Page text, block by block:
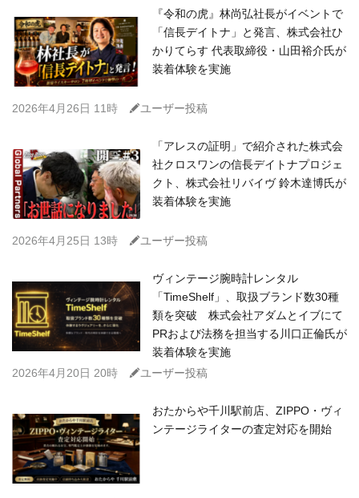
『令和の虎』林尚弘社長がイベントで
「信長デイトナ」と発言、株式会社ひ
かりてらす 代表取締役・山田裕介氏が
装着体験を実施
2026年4月26日 11時 Cユーザー投稿
「アレスの証明」で紹介された株式会
社クロスワンの信長デイトナプロジェ
クト、株式会社リバイヴ 鈴木達博氏が
装着体験を実施
2026年4月25日 13時 Cユーザー投稿
ヴィンテージ腕時計レンタル
「TimeShelf」、取扱ブランド数30種
類を突破 株式会社アダムとイブにて
PRおよび法務を担当する川口正倫氏が
装着体験を実施
2026年4月20日 20時
Cユーザー投稿
おたからや千川駅前店、ZIPPO・ヴィ
ンテージライターの査定対応を開始